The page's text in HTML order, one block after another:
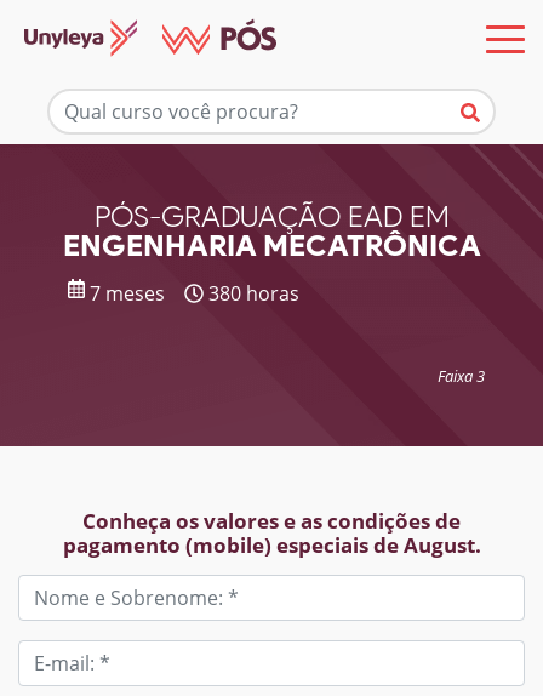
PÓS-GRADUAÇÃO EAD EM
ENGENHARIA MECATRÔNICA
7 meses 380 horas
Faixa 3
Conheça os valores e as condições de
pagamento (mobile) especiais de August.
Mais informações